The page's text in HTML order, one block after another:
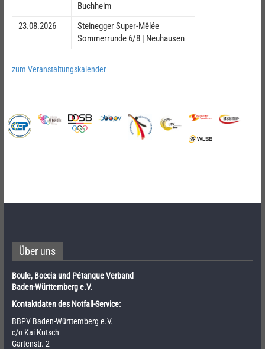
Buchheim
23.08.2026
Steinegger Super-Mêlée
Sommerrunde 6/8 | Neuhausen
zum Veranstaltungskalender
Über uns
Boule, Boccia und Pétanque Verband
Baden-Württemberg e.V.
Kontaktdaten des Notfall-Service:
BBPV Baden-Württemberg e.V.
c/o Kai Kutsch
Gartenstr. 2